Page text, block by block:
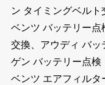
ン タイミングベルト
ベンツ バッテリー点
交換、アウディ バ
ゲン バッテリー点検
ベンツ エアフィルタ